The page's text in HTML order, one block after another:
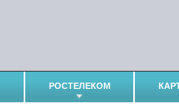
РОСТЕЛЕКОМ